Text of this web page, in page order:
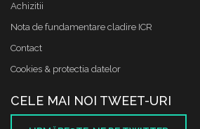
Achizitii
Nota de fundamentare cladire ICR
Contact
Cookies & protectia datelor
CELE MAI NOI TWEET-URI